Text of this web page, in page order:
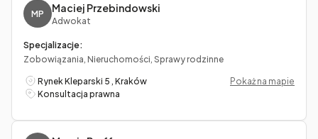
MP Maciej Przebindowski
Adwokat
Specjalizacje:
Zobowiązania, Nieruchomości, Sprawy rodzinne
Rynek Kleparski 5 , Kraków
Pokaż na mapie
Konsultacja prawna